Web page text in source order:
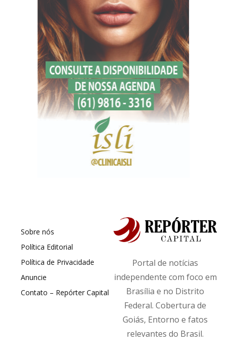
Sobre nós
Política Editorial
Política de Privacidade
Anuncie
Contato – Repórter Capital
Portal de notícias
independente com foco em
Brasília e no Distrito
Federal. Cobertura de
Goiás, Entorno e fatos
relevantes do Brasil.